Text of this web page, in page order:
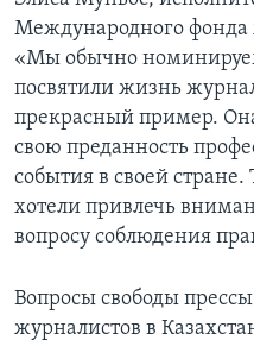
Международного
«Мы обычно
посвятили жизнь
прекрасный пример.
свою преданность
события в своей
хотели привлечь
вопросу соблюдения
Вопросы свободы
журналистов в